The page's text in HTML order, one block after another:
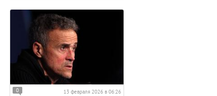
0 13 февраля 2026 в 06:26